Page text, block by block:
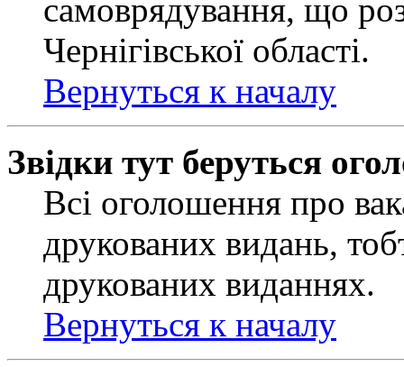
самоврядування, що
Чернігівської області.
Вернуться к началу
Звідки тут беруться
Всі оголошення про
друкованих видань,
друкованих виданнях.
Вернуться к началу